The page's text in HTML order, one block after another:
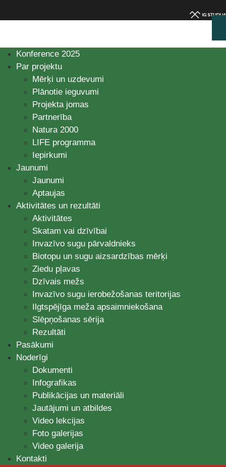
Konference 2025
Par projektu
Mērķi un uzdevumi
Plānotie ieguvumi
Projekta jomas
Partnerība
Natura 2000
LIFE programma
Iepirkumi
Jaunumi
Jaunumi
Aptaujas
Aktivitātes un rezultāti
Aktivitātes
Skatam vai dzīvībai
Invazīvo sugu pārvaldnieks
Biotopu un sugu aizsardzības mērķi
Ziedu pļavas
Dzīvais mežs
Invazīvo sugu ierobežošanas teritorijas
Ilgtspējīga meža apsaimniekošana
Slēpņošanas sērija
Rezultāti
Pasākumi
Noderīgi
Dokumenti
Infografikas
Publikācijas un materiāli
Jautājumi un atbildes
Video lekcijas
Foto galerijas
Video galerija
Kontakti